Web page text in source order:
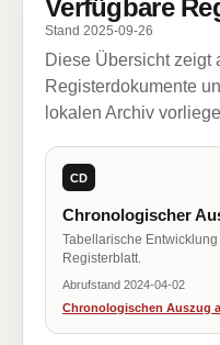
Verfügbare
Stand 2025-09-26
Diese Übersicht zeigt
Registerdokumente
lokalen Archiv
CD
Chronologischer
Tabellarische
Registerblatt.
Abrufstand 2024-04-02
Chronologischen Auszug